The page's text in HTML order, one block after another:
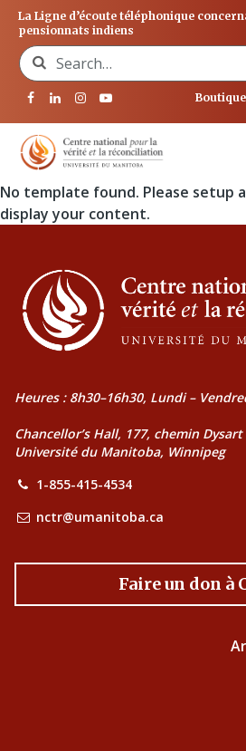
La Ligne d’écoute téléphonique
pensionnats indiens
Search for:
Boutique
No template found. Please setup
display your content.
Heures : 8h30–16h30, Lundi –
Chancellor’s Hall, 177, chemin Dysart
Université du Manitoba, Winnipeg
1-855-415-4534
nctr@umanitoba.ca
Faire un don à